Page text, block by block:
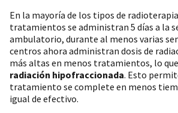
En la mayoría de los tipos de
tratamientos se administran 5 días a la
ambulatorio, durante al menos varias
centros ahora administran dosis de
más altas en menos tratamientos, lo
radiación hipofraccionada. Esto
tratamiento se complete en menos
igual de efectivo.